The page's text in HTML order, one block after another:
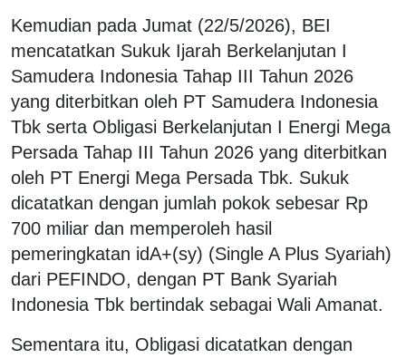
Kemudian pada Jumat (22/5/2026), BEI
mencatatkan Sukuk Ijarah Berkelanjutan I
Samudera Indonesia Tahap III Tahun 2026
yang diterbitkan oleh PT Samudera Indonesia
Tbk serta Obligasi Berkelanjutan I Energi Mega
Persada Tahap III Tahun 2026 yang diterbitkan
oleh PT Energi Mega Persada Tbk. Sukuk
dicatatkan dengan jumlah pokok sebesar Rp
700 miliar dan memperoleh hasil
pemeringkatan idA+(sy) (Single A Plus Syariah)
dari PEFINDO, dengan PT Bank Syariah
Indonesia Tbk bertindak sebagai Wali Amanat.
Sementara itu, Obligasi dicatatkan dengan